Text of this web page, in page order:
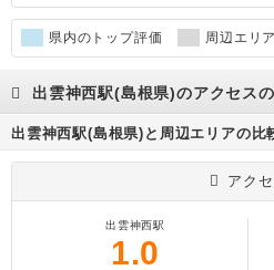
県内のトップ評価 周辺エリ
出雲神西駅(島根県)のアクセス
出雲神西駅(島根県)と周辺エリアの比
アク
出雲神西駅
1.0